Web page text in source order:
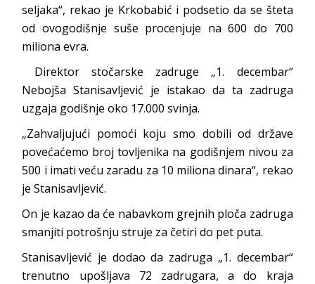
seljaka“, rekao je Krkobabić i podsetio da se šteta
od ovogodišnje suše procenjuje na 600 do 700
miliona evra.
Direktor stočarske zadruge „1. decembar“
Nebojša Stanisavljević je istakao da ta zadruga
uzgaja godišnje oko 17.000 svinja.
„Zahvaljujući pomoći koju smo dobili od države
povećaćemo broj tovljenika na godišnjem nivou za
500 i imati veću zaradu za 10 miliona dinara“, rekao
je Stanisavljević.
On je kazao da će nabavkom grejnih ploča zadruga
smanjiti potrošnju struje za četiri do pet puta.
Stanisavljević je dodao da zadruga „1. decembar“
trenutno upošljava 72 zadrugara, a do kraja